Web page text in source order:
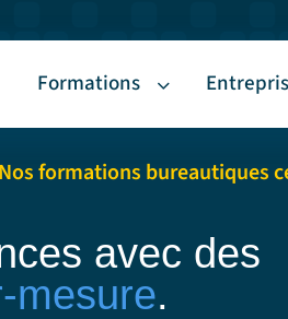
Formations
Nos formations bureautiques
avec des
mesure.